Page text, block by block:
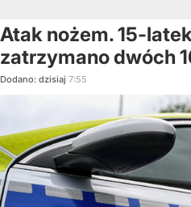
Atak nożem. 15-
zatrzymano dwóch
Dodano: dzisiaj 7:55